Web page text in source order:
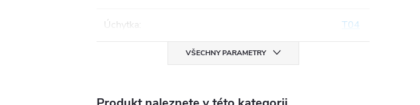
Úchytka: T04
VŠECHNY PARAMETRY